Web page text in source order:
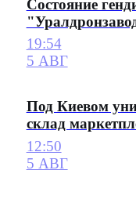
Состояние
19:54
5 АВГ
Под Киевом
склад
12:50
5 АВГ